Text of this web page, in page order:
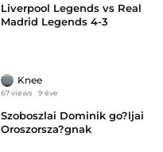
Liverpool Legends vs Real
Madrid Legends 4-3
Knee
67 views 9 éve
Szoboszlai Dominik go?ljai
Oroszorsza?gnak